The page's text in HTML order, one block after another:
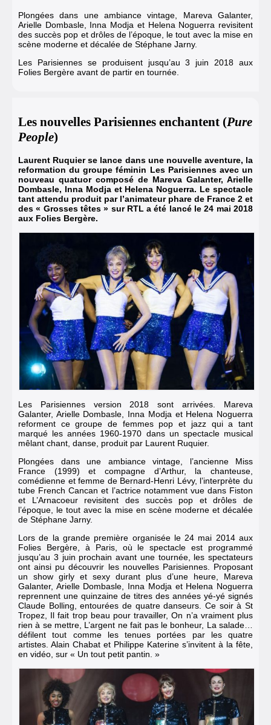
Plongées dans une ambiance vintage, Mareva Galanter,
Arielle Dombasle, Inna Modja et Helena Noguerra revisitent
des succès pop et drôles de l’époque, le tout avec la mise en
scène moderne et décalée de Stéphane Jarny.
Les Parisiennes se produisent jusqu’au 3 juin 2018 aux
Folies Bergère avant de partir en tournée.
Les nouvelles Parisiennes enchantent (Pure
People)
Laurent Ruquier se lance dans une nouvelle aventure, la
reformation du groupe féminin Les Parisiennes avec un
nouveau quatuor composé de Mareva Galanter, Arielle
Dombasle, Inna Modja et Helena Noguerra. Le spectacle
tant attendu produit par l’animateur phare de France 2 et
des « Grosses têtes » sur RTL a été lancé le 24 mai 2018
aux Folies Bergère.
Les Parisiennes version 2018 sont arrivées. Mareva
Galanter, Arielle Dombasle, Inna Modja et Helena Noguerra
reforment ce groupe de femmes pop et jazz qui a tant
marqué les années 1960-1970 dans un spectacle musical
mêlant chant, danse, produit par Laurent Ruquier.
Plongées dans une ambiance vintage, l’ancienne Miss
France (1999) et compagne d’Arthur, la chanteuse,
comédienne et femme de Bernard-Henri Lévy, l’interprète du
tube French Cancan et l’actrice notamment vue dans Fiston
et L’Arnacoeur revisitent des succès pop et drôles de
l’époque, le tout avec la mise en scène moderne et décalée
de Stéphane Jarny.
Lors de la grande première organisée le 24 mai 2014 aux
Folies Bergère, à Paris, où le spectacle est programmé
jusqu’au 3 juin prochain avant une tournée, les spectateurs
ont ainsi pu découvrir les nouvelles Parisiennes. Proposant
un show girly et sexy durant plus d’une heure, Mareva
Galanter, Arielle Dombasle, Inna Modja et Helena Noguerra
reprennent une quinzaine de titres des années yé-yé signés
Claude Bolling, entourées de quatre danseurs. Ce soir à St
Tropez, Il fait trop beau pour travailler, On n’a vraiment plus
rien à se mettre, L’argent ne fait pas le bonheur, La salade…
défilent tout comme les tenues portées par les quatre
artistes. Alain Chabat et Philippe Katerine s’invitent à la fête,
en vidéo, sur « Un tout petit pantin. »